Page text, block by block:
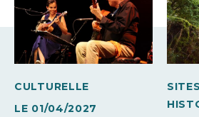
CULTURELLE
LE 01/04/2027